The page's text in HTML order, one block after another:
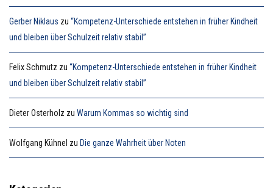
Gerber Niklaus zu “Kompetenz-Unterschiede entstehen in früher Kindheit
und bleiben über Schulzeit relativ stabil”
Felix Schmutz zu “Kompetenz-Unterschiede entstehen in früher Kindheit
und bleiben über Schulzeit relativ stabil”
Dieter Osterholz zu Warum Kommas so wichtig sind
Wolfgang Kühnel zu Die ganze Wahrheit über Noten